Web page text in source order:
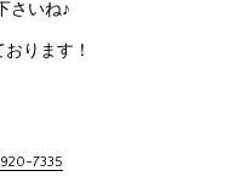
さいね♪
ります！
7335